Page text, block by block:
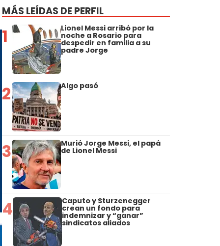
MÁS LEÍDAS DE PERFIL
1 Lionel Messi arribó por la
noche a Rosario para
despedir en familia a su
padre Jorge
2 Algo pasó
3 Murió Jorge Messi, el papá
de Lionel Messi
4 Caputo y Sturzenegger
crean un fondo para
indemnizar y “ganar”
sindicatos aliados